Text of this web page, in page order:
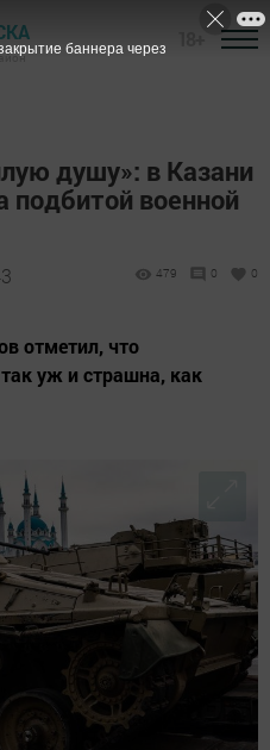
душу»: в Казани
подбитой военной
479 0 0
отметил, что
уж и страшна, как
баннера через